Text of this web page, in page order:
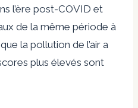
l’ère post-COVID et
de la même période à
la pollution de l’air a
plus élevés sont